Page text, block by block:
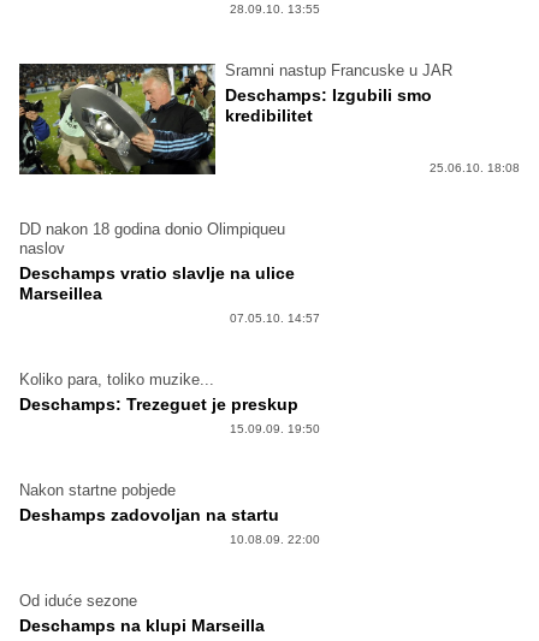
28.09.10. 13:55
Sramni nastup Francuske u JAR
Deschamps: Izgubili smo
kredibilitet
25.06.10. 18:08
DD nakon 18 godina donio Olimpiqueu
naslov
Deschamps vratio slavlje na ulice
Marseillea
07.05.10. 14:57
Koliko para, toliko muzike...
Deschamps: Trezeguet je preskup
15.09.09. 19:50
Nakon startne pobjede
Deshamps zadovoljan na startu
10.08.09. 22:00
Od iduće sezone
Deschamps na klupi Marseilla